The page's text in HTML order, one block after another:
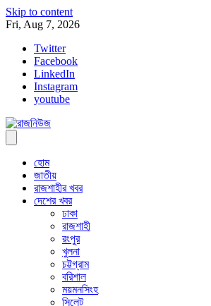
Skip to content
Fri, Aug 7, 2026
Twitter
Facebook
LinkedIn
Instagram
youtube
হোম
জাতীয়
রাজশাহীর খবর
দেশের খবর
ঢাকা
রাজশাহী
রংপুর
খুলনা
চট্টগ্রাম
বরিশাল
ময়মনসিংহ
সিলেট